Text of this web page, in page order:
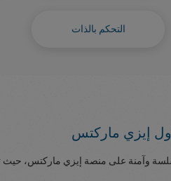
التحكم بالذات
إيزي ماركتس
سلسة وآمنة على منصة إيزي ماركتس، حيث